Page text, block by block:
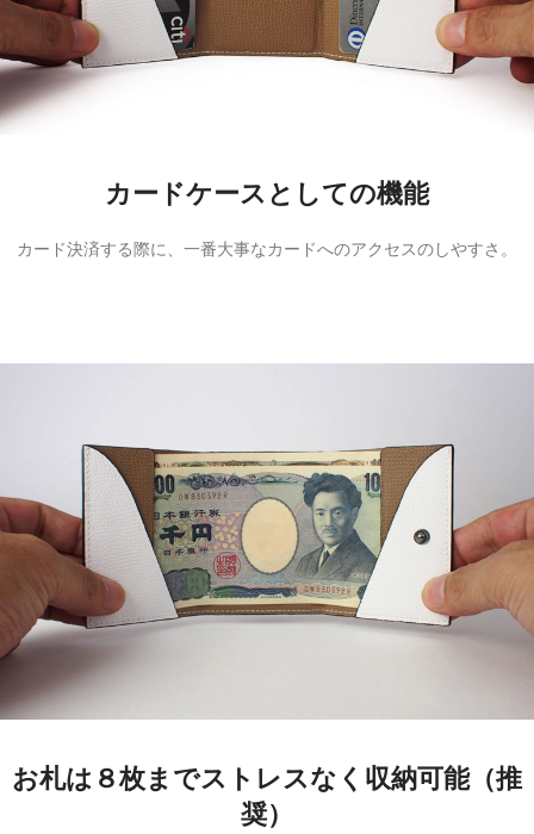
カードケースとしての機能
カード決済する際に、一番大事なカードへのアクセスのしやすさ。
お札は８枚までストレスなく収納可能（推
奨）